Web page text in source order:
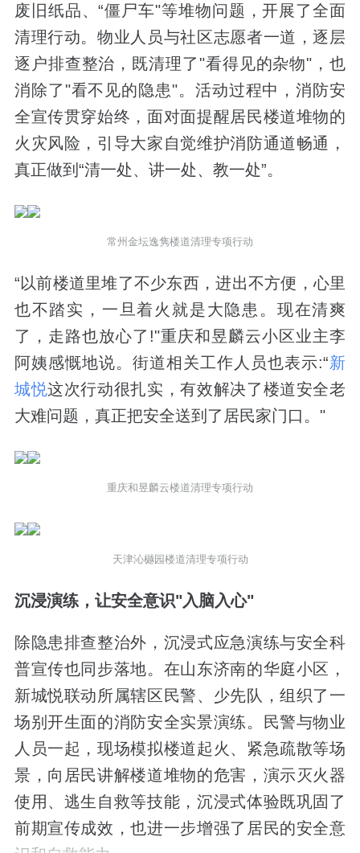
废旧纸品、“僵尸车"等堆物问题，开展了全面
清理行动。物业人员与社区志愿者一道，逐层
逐户排查整治，既清理了"看得见的杂物"，也
消除了"看不见的隐患"。活动过程中，消防安
全宣传贯穿始终，面对面提醒居民楼道堆物的
火灾风险，引导大家自觉维护消防通道畅通，
真正做到“清一处、讲一处、教一处”。
常州金坛逸隽楼道清理专项行动
“以前楼道里堆了不少东西，进出不方便，心里
也不踏实，一旦着火就是大隐患。现在清爽
了，走路也放心了!"重庆和昱麟云小区业主李
阿姨感慨地说。街道相关工作人员也表示:“新
城悦这次行动很扎实，有效解决了楼道安全老
大难问题，真正把安全送到了居民家门口。"
重庆和昱麟云楼道清理专项行动
天津沁樾园楼道清理专项行动
沉浸演练，让安全意识"入脑入心"
除隐患排查整治外，沉浸式应急演练与安全科
普宣传也同步落地。在山东济南的华庭小区，
新城悦联动所属辖区民警、少先队，组织了一
场别开生面的消防安全实景演练。民警与物业
人员一起，现场模拟楼道起火、紧急疏散等场
景，向居民讲解楼道堆物的危害，演示灭火器
使用、逃生自救等技能，沉浸式体验既巩固了
前期宣传成效，也进一步增强了居民的安全意